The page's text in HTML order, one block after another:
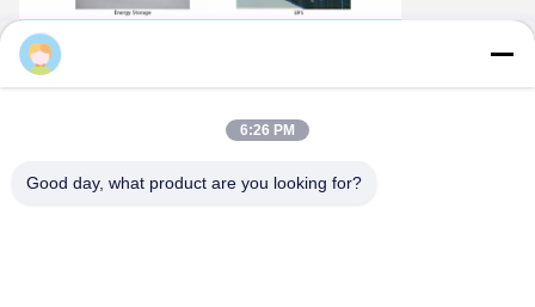
6:26 PM
Good day, what product are you looking for?